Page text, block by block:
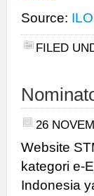
Source: ILO
FILED
26
Website
kategori e-
Indonesia